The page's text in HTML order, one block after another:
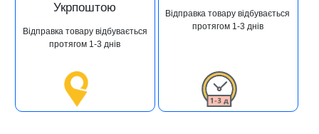
Укрпоштою
Відправка товару відбувається
протягом 1-3 днів
Відправка товару відбувається
протягом 1-3 днів